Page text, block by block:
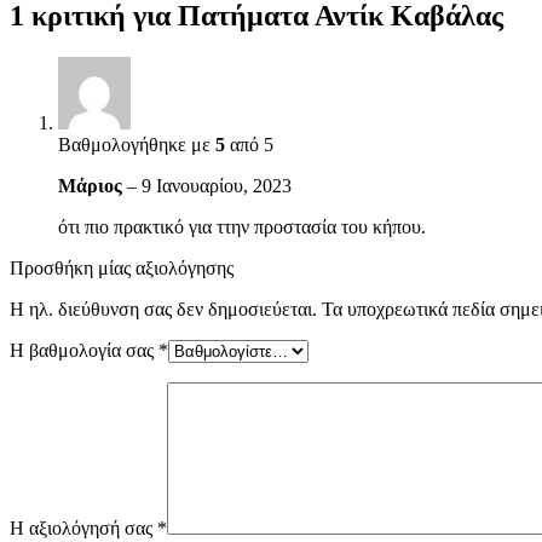
1 κριτική γιαΠατήματα Αντίκ Καβάλας
Βαθμολογήθηκε με 5 από 5
Μάριος – 9 Ιανουαρίου, 2023
ότι πιο πρακτικό για ττην προστασία του κήπου.
Προσθήκη μίας αξιολόγησης
Η ηλ. διεύθυνση σας δεν δημοσιεύεται. Τα υποχρεωτικά πεδία
Η βαθμολογία σας *
Η αξιολόγησή σας *